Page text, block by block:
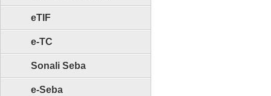
eTIF
e-TC
Sonali Seba
e-Seba